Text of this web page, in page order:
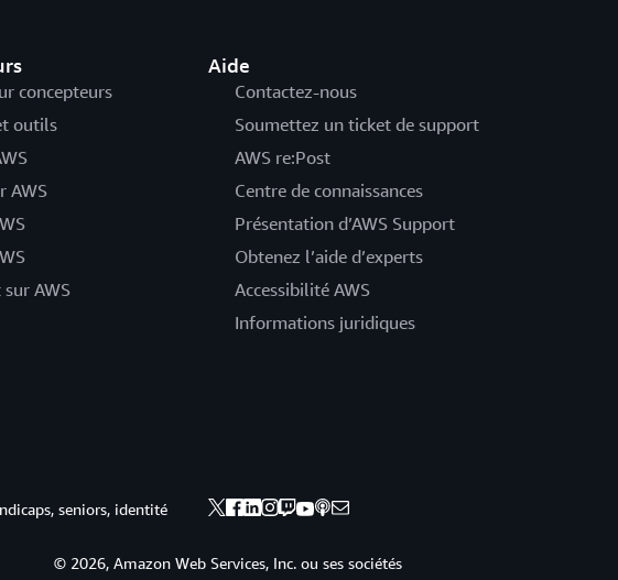
concepteurs
outils
AWS
AWS
Aide
Contactez-nous
Soumettez un ticket de support
AWS re:Post
Centre de connaissances
Présentation d’AWS Support
Obtenez l’aide d’experts
Accessibilité AWS
Informations juridiques
seniors, identité
© 2026, Amazon Web Services, Inc. ou ses sociétés